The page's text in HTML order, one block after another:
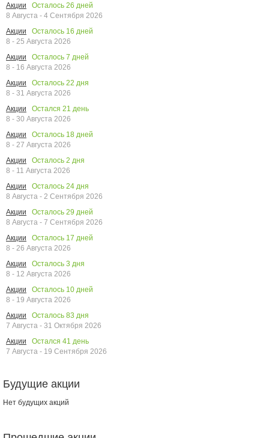
Акции
Осталось 26 дней
8 Августа - 4 Сентября 2026
Акции
Осталось 16 дней
8 - 25 Августа 2026
Акции
Осталось 7 дней
8 - 16 Августа 2026
Акции
Осталось 22 дня
8 - 31 Августа 2026
Акции
Остался 21 день
8 - 30 Августа 2026
Акции
Осталось 18 дней
8 - 27 Августа 2026
Акции
Осталось 2 дня
8 - 11 Августа 2026
Акции
Осталось 24 дня
8 Августа - 2 Сентября 2026
Акции
Осталось 29 дней
8 Августа - 7 Сентября 2026
Акции
Осталось 17 дней
8 - 26 Августа 2026
Акции
Осталось 3 дня
8 - 12 Августа 2026
Акции
Осталось 10 дней
8 - 19 Августа 2026
Акции
Осталось 83 дня
7 Августа - 31 Октября 2026
Акции
Остался 41 день
7 Августа - 19 Сентября 2026
Будущие акции
Нет будущих акций